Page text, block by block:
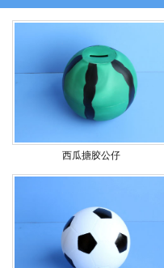
西瓜搪胶公仔